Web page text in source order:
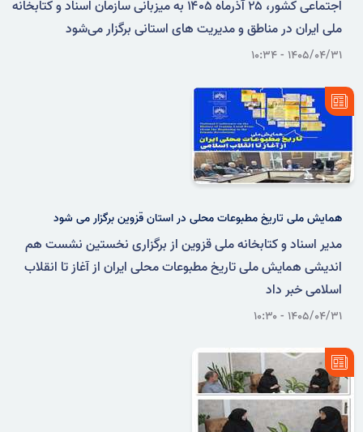
اجتماعی کشور، ۲۵ آذرماه ۱۴۰۵ به میزبانی سازمان اسناد و کتابخانه
ملی ایران در مناطق و مدیریت های استانی برگزار می‌شود
۱۴۰۵/۰۴/۳۱ - ۱۰:۳۴
همایش ملی تاریخ مطبوعات محلی در استان قزوین برگزار می شود
مدیر اسناد و کتابخانه ملی قزوین از برگزاری نخستین نشست هم
اندیشی همایش ملی تاریخ مطبوعات محلی ایران از آغاز تا انقلاب
اسلامی خبر داد
۱۴۰۵/۰۴/۳۱ - ۱۰:۳۰